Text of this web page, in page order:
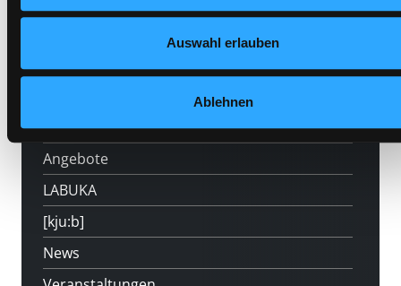
Auswahl erlauben
Ablehnen
Hotline (Mo-Fr 9 bis 17 Uhr): 0316 872-
Mitgliedschaft
Angebote
LABUKA
[kju:b]
News